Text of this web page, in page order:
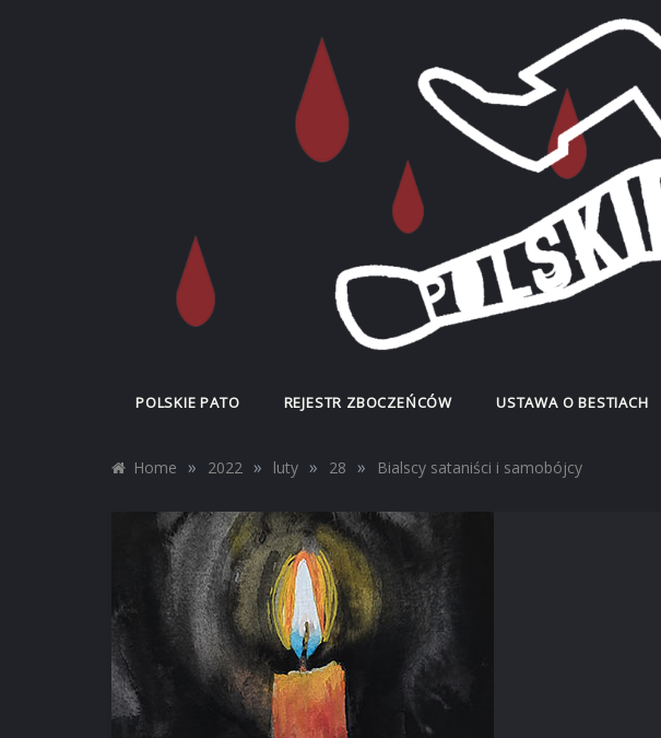
POLSKIE PATO
POLSKIE PATO REJESTR ZBOCZEŃCÓW USTAWA O BESTIACH
Home » 2022 » luty » 28 » Bialscy sataniści i samobójcy